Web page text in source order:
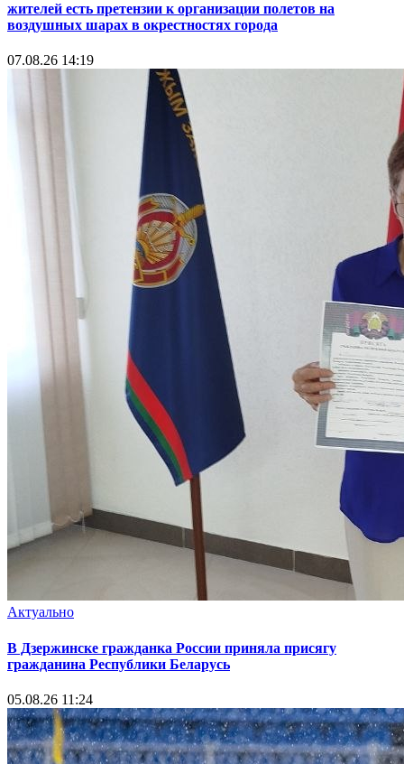
жителей есть претензии к организации полетов на
воздушных шарах в окрестностях города
07.08.26 14:19
Актуально
В Дзержинске гражданка России приняла присягу
гражданина Республики Беларусь
05.08.26 11:24